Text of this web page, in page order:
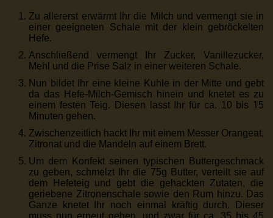
Zu allererst erwärmt Ihr die Milch und vermengt sie in
einer geeigneten Schale mit der klein gebröckelten
Hefe.
Anschließend vermengt Ihr Zucker, Vanillezucker,
Mehl und die Prise Salz in einer weiteren Schale.
Nun bildet Ihr eine kleine Kuhle in der Mitte und gebt
da das Hefe-Milch-Gemisch hinein und knetet es zu
einem festen Teig. Diesen lasst Ihr für ca. 10 bis 15
Minuten gehen.
Zwischenzeitlich hackt Ihr mit einem Messer Orangeat,
Zitronat und die Mandeln auf einem Brett.
Um dem Konfekt seinen typischen Buttergeschmack
zu geben, schmelzt Ihr die 75g Butter, verteilt sie auf
dem Hefeteig und gebt die gehackten Zutaten, die
geriebene Zitronenschale sowie den Rum hinzu. Das
Ganze knetet Ihr noch einmal kräftig durch. Dieser